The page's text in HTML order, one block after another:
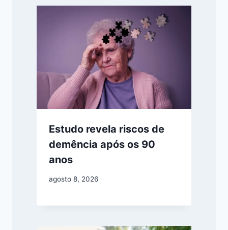
Estudo revela riscos de
demência após os 90
anos
agosto 8, 2026